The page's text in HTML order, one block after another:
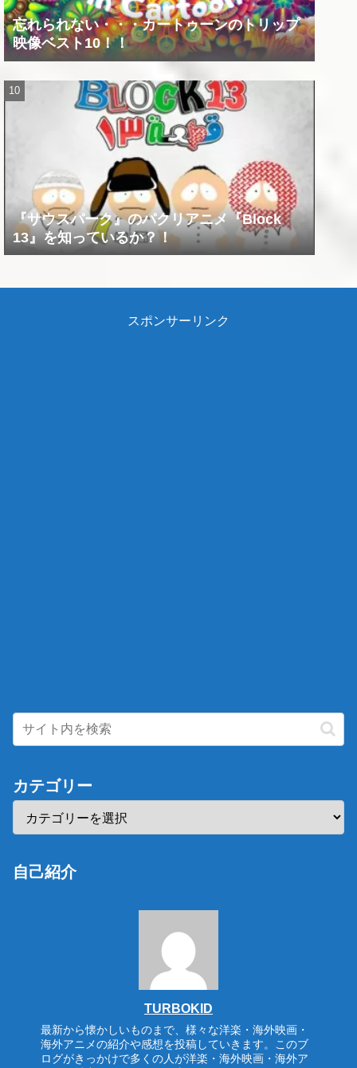
忘れられない・・・カートゥーンのトリップ
映像ベスト10！！
『サウスパーク』のパクリアニメ『Block
13』を知っているか？！
スポンサーリンク
カテゴリー
自己紹介
TURBOKID
最新から懐かしいものまで、様々な洋楽・海外映画・
海外アニメの紹介や感想を投稿していきます。このブ
ログがきっかけで多くの人が洋楽・海外映画・海外ア